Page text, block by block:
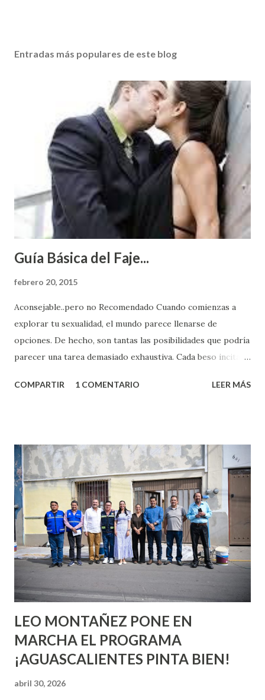
Entradas más populares de este blog
Guía Básica del Faje...
febrero 20, 2015
Aconsejable..pero no Recomendado Cuando comienzas a
explorar tu sexualidad, el mundo parece llenarse de
opciones. De hecho, son tantas las posibilidades que podría
parecer una tarea demasiado exhaustiva. Cada beso incita
partes de ti que jamás hubieras imaginado. El problema es
conoces ni la mitad de lo que deberías saber. Pero incluso
quienes ya han tenido relaciones sexuales no son expertos
o expertas en el tema. Siempre hay algo nuevo que
aprender y nuevas experiencias que conocer. Si eres una
chica y aún no has tenido relaciones sexuales, tal vez
pienses que el sexo será increíble y no puedas esperar para
experimentarlo, pero como cualquier persona con
experiencia te dirá, siempre es mejor cuando ambas partes
son suficientemen...
COMPARTIR 1 COMENTARIO LEER MÁS
LEO MONTAÑEZ PONE EN
MARCHA EL PROGRAMA
¡AGUASCALIENTES PINTA BIEN!
abril 30, 2026